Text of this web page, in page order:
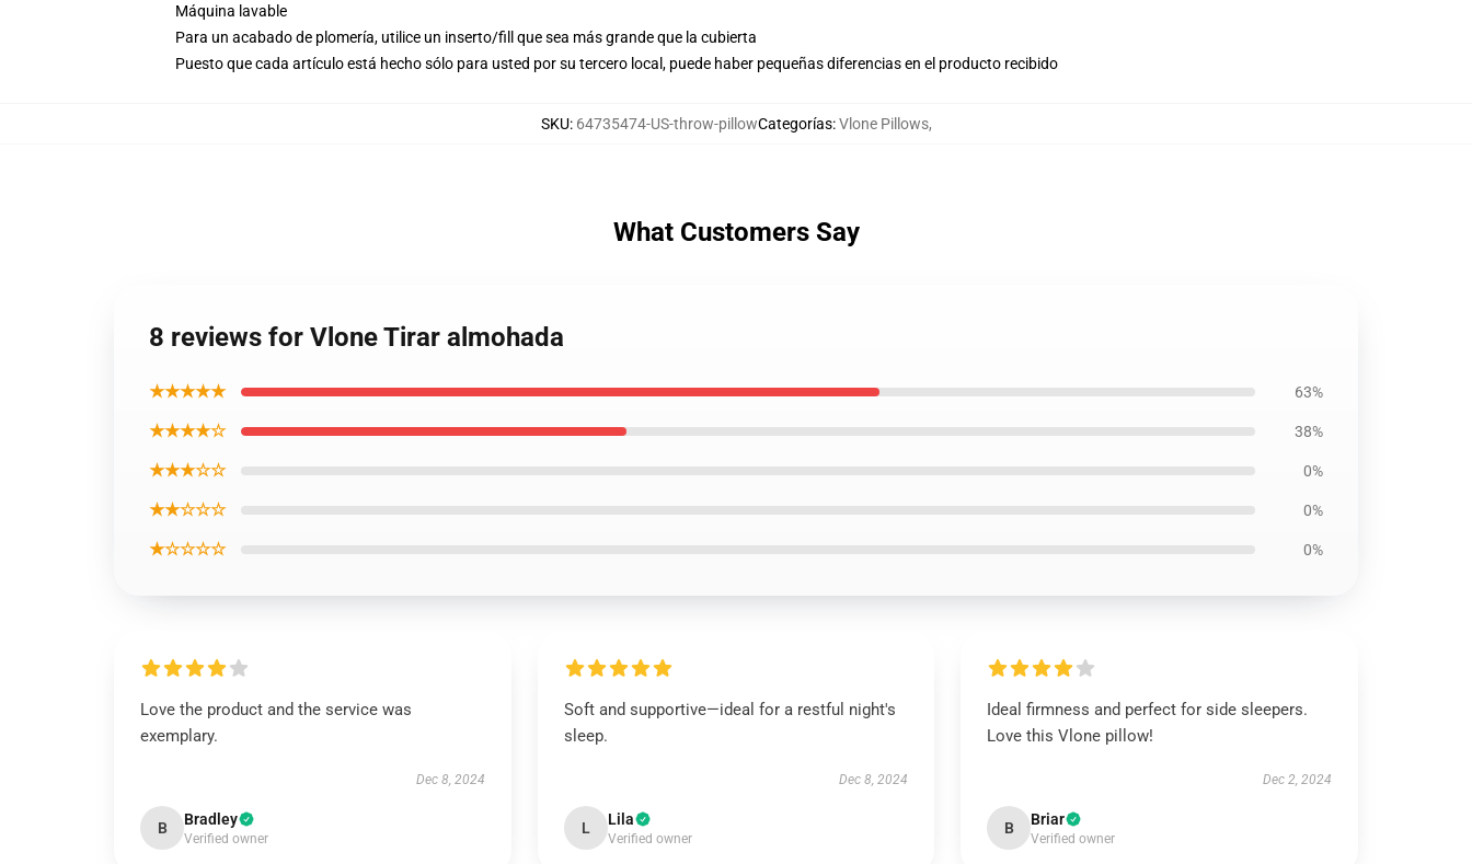
Máquina lavable
Para un acabado de plomería, utilice un inserto/fill que sea más grande que la cubierta
Puesto que cada artículo está hecho sólo para usted por su tercero local, puede haber pequeñas diferencias en el producto recibido
SKU: 64735474-US-throw-pillowCategorías:Vlone Pillows,
What Customers Say
8 reviews for Vlone Tirar almohada
★★★★★ 63%
★★★★☆ 38%
★★★☆☆ 0%
★★☆☆☆ 0%
★☆☆☆☆ 0%
Love the product and the service was
exemplary.
Dec 8, 2024
B Bradley
Verified owner
Soft and supportive—ideal for a restful night's
sleep.
Dec 8, 2024
L Lila
Verified owner
Ideal firmness and perfect for side sleepers.
Love this Vlone pillow!
Dec 2, 2024
B Briar
Verified owner